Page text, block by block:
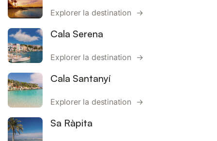
Explorer la destination →
Cala Serena
Explorer la destination →
Cala Santanyí
Explorer la destination →
Sa Ràpita